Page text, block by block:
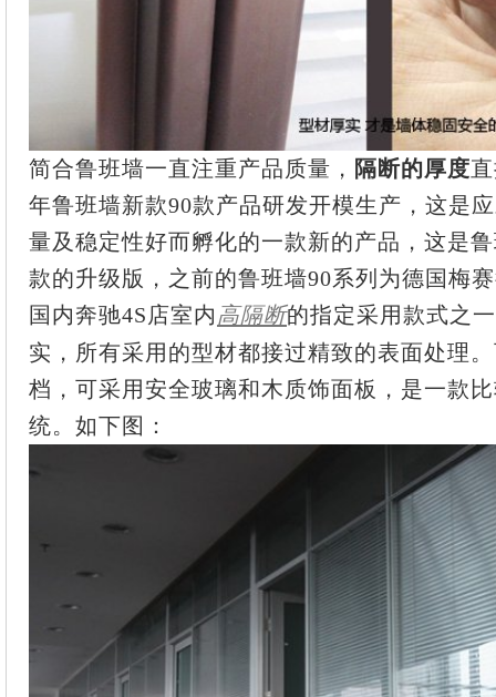
简合鲁班墙一直注重产品质量， 隔断的厚度
年鲁班墙新款90款产品研发开模生产，这是
量及稳定性好而孵化的一款新的产品，这是
款的升级版，之前的鲁班墙90系列为德国梅
国内奔驰4S店室内 高隔断的指定采用款式之
实，所有采用的型材都接过精致的表面处理
档，可采用安全玻璃和木质饰面板，是一款
统。如下图：